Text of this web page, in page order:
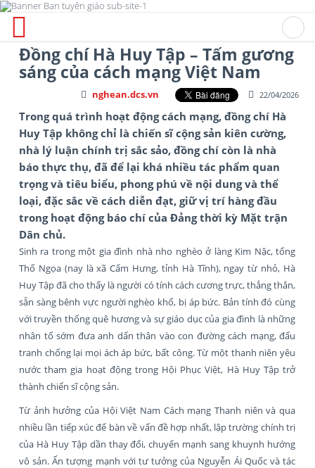
Đồng chí Hà Huy Tập – Tấm gương
sáng của cách mạng Việt Nam
22/04/2026
nghean.dcs.vn
Trong quá trình hoạt động cách mạng, đồng chí Hà
Huy Tập không chỉ là chiến sĩ cộng sản kiên cường,
nhà lý luận chính trị sắc sảo, đồng chí còn là nhà
báo thực thụ, đã để lại khá nhiều tác phẩm quan
trọng và tiêu biểu, phong phú về nội dung và thể
loại, đặc sắc về cách diễn đạt, giữ vị trí hàng đầu
trong hoạt động báo chí của Đảng thời kỳ Mặt trận
Dân chủ.
Sinh ra trong một gia đình nhà nho nghèo ở làng Kim Nặc, tổng
Thổ Ngọa (nay là xã Cẩm Hưng, tỉnh Hà Tĩnh), ngay từ nhỏ, Hà
Huy Tập đã cho thấy là người có tính cách cương trực, thẳng thắn,
sẵn sàng bênh vực người nghèo khổ, bị áp bức. Bản tính đó cùng
với truyền thống quê hương và sự giáo dục của gia đình là những
nhân tố sớm đưa anh dấn thân vào con đường cách mạng, đấu
tranh chống lại mọi ách áp bức, bất công. Từ một thanh niên yêu
nước tham gia hoạt động trong Hội Phục Việt, Hà Huy Tập trở
thành chiến sĩ cộng sản.
Từ ảnh hưởng của Hội Việt Nam Cách mạng Thanh niên và qua
nhiều lần tiếp xúc để bàn về vấn đề hợp nhất, lập trường chính trị
của Hà Huy Tập dần thay đổi, chuyển mạnh sang khuynh hướng
vô sản. Ấn tượng mạnh với tư tưởng của Nguyễn Ái Quốc và tác